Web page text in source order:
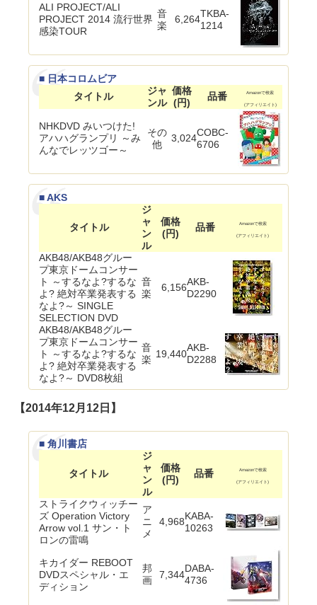
ALI PROJECT/ALI
PROJECT 2014 流行世界
感染TOUR
音
楽
6,264TKBA-
1214
■ 日本コロムビア
タイトル
ジャ
ンル
価格
(円)
品番 Amazonで検索
(アフィリエイト)
NHKDVD みいつけた!
アハハグランプリ ～み
んなでレッツゴー～
その
他
3,024COBC-
6706
■ AKS
タイトル
ジ
ャ
ン
ル
価格
(円)
品番 Amazonで検索
(アフィリエイト)
AKB48/AKB48グルー
プ東京ドームコンサー
ト ～するなよ?するな
よ? 絶対卒業発表する
なよ?～ SINGLE
SELECTION DVD
音
楽
6,156AKB-
D2290
AKB48/AKB48グルー
プ東京ドームコンサー
ト ～するなよ?するな
よ? 絶対卒業発表する
なよ?～ DVD8枚組
音
楽 19,440
AKB-
D2288
【2014年12月12日】
■ 角川書店
タイトル
ジ
ャ
ン
ル
価格
(円)
品番 Amazonで検索
(アフィリエイト)
ストライクウィッチー
ズ Operation Victory
Arrow vol.1 サン・ト
ロンの雷鳴
ア
ニ
メ
4,968KABA-
10263
キカイダー REBOOT
DVDスペシャル・エ
ディション
邦
画
7,344
DABA-
4736